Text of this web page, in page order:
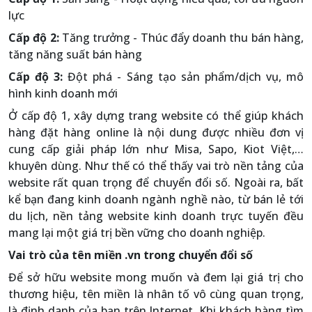
lực
Cấp độ 2: Tăng trưởng - Thúc đẩy doanh thu bán hàng,
tăng năng suất bán hàng
Cấp độ 3: Đột phá - Sáng tạo sản phẩm/dịch vụ, mô
hình kinh doanh mới
Ở cấp độ 1, xây dựng trang website có thể giúp khách
hàng đặt hàng online là nội dung được nhiều đơn vị
cung cấp giải pháp lớn như Misa, Sapo, Kiot Việt,…
khuyên dùng. Như thế có thể thấy vai trò nền tảng của
website rất quan trọng để chuyển đổi số. Ngoài ra, bất
kể bạn đang kinh doanh ngành nghề nào, từ bán lẻ tới
du lịch, nền tảng website kinh doanh trực tuyến đều
mang lại một giá trị bền vững cho doanh nghiệp.
Vai trò của tên miền .vn trong chuyển đổi số
Để sở hữu website mong muốn và đem lại giá trị cho
thương hiệu, tên miền là nhân tố vô cùng quan trọng,